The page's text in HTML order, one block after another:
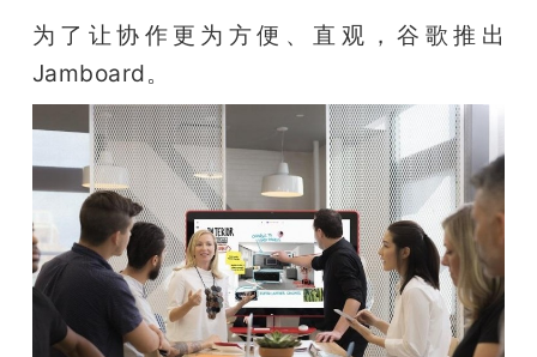
为了让协作更为方便、直观，谷歌推出
Jamboard。